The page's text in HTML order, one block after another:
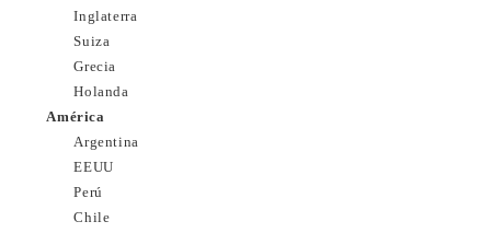
Inglaterra
Suiza
Grecia
Holanda
América
Argentina
EEUU
Perú
Chile